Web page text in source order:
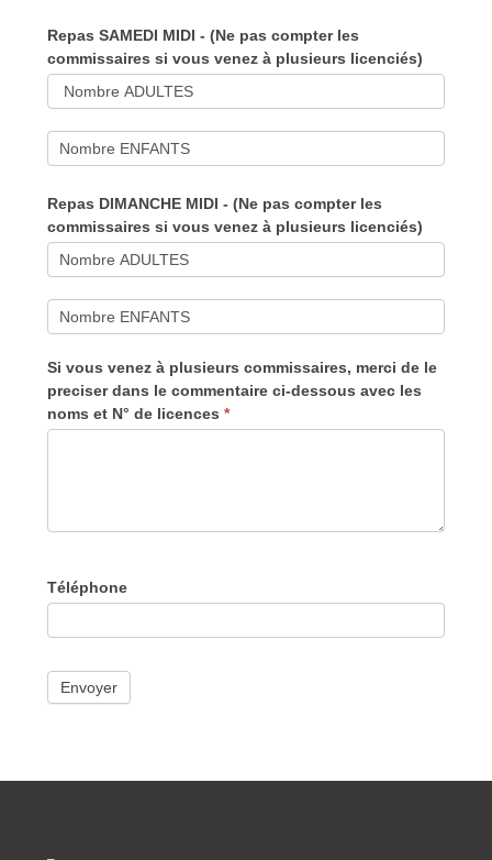
Repas SAMEDI MIDI - (Ne pas compter les
commissaires si vous venez à plusieurs licenciés)
Repas DIMANCHE MIDI - (Ne pas compter les
commissaires si vous venez à plusieurs licenciés)
Si vous venez à plusieurs commissaires, merci de le
preciser dans le commentaire ci-dessous avec les
noms et N° de licences *
Téléphone
Envoyer